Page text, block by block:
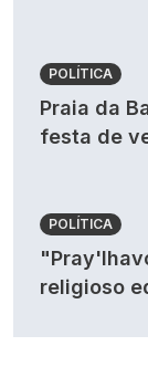
POLÍTICA
Praia da
festa de
POLÍTICA
religioso